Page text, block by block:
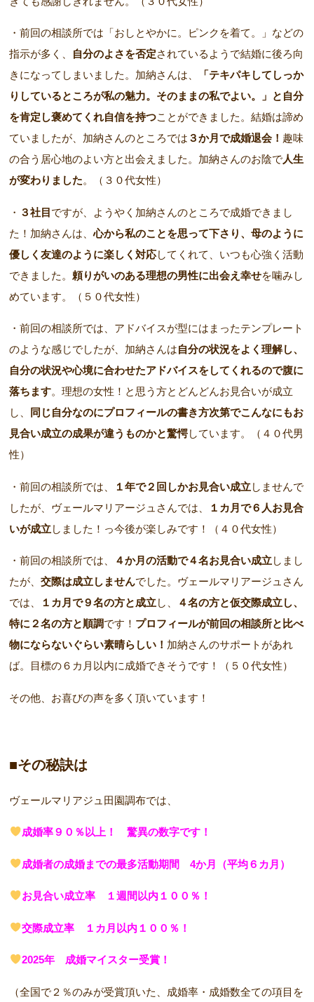
・前回の相談所では「おしとやかに。ピンクを着て。」などの
指示が多く、 自分のよさを否定されているようで結婚に後ろ向
きになってしまいました。加納さんは、
「テキパキしてしっか
りしているところが私の魅力。そのままの私でよい。」と自分
を肯定し褒めてくれ自信を持つことができました。結婚は諦め
ていましたが、加納さんのところでは ３か月で成婚退会！ 趣味
の合う居心地のよい方と出会えました。加納さんのお陰で人生
が変わりました。（３０代女性）
・ ３社目 ですが、ようやく加納さんのところで成婚できまし
た！加納さんは、心から私のことを思って下さり、母のように
優しく友達のように楽しく対応してくれて、いつも心強く活動
できました。 頼りがいのある理想の男性に出会え幸せを噛みし
めています。（５０代女性）
・前回の相談所では、アドバイスが型にはまったテンプレート
のような感じでしたが、加納さんは自分の状況をよく理解し、
自分の状況や心境に合わせたアドバイスをしてくれるので腹に
落ちます。理想の女性！と思う方とどんどんお見合いが成立
し、
同じ自分なのにプロフィールの書き方次第でこんなにもお
見合い成立の成果が違うものかと驚愕しています。（４０代男
性）
・前回の相談所では、 １年で２回しかお見合い成立しませんで
したが、ヴェールマリアージュさんでは、
１カ月で６人お見合
いが成立しました！っ今後が楽しみです！（４０代女性）
・前回の相談所では、 ４か月の活動で４名お見合い成立しまし
たが、交際は成立しませんでした。ヴェールマリアージュさん
では、
１カ月で９名の方と成立し、
４名の方と仮交際成立し、
特に２名の方と順調です！ プロフィールが前回の相談所と比べ
物にならないぐらい素晴らしい！ 加納さんのサポートがあれ
ば。目標の６カ月以内に成婚できそうです！（５０代女性）
その他、お喜びの声を多く頂いています！
■その秘訣は
ヴェールマリアジュ田園調布では、
成婚率９０％以上！ 驚異の数字です！
成婚者の成婚までの最多活動期間 4か月（平均６カ月）
お見合い成立率 １週間以内１００％！
交際成立率 １カ月以内１００％！
2025年 成婚マイスター受賞！
（全国で２％のみが受賞頂いた、成婚率・成婚数全ての項目を